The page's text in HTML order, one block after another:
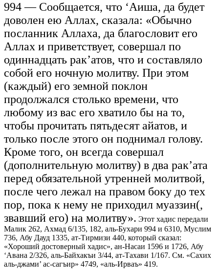
994 — Сообщается, что ‘Аиша, да будет
доволен ею Аллах, сказала: «Обычно
посланник Аллаха, да благословит его
Аллах и приветствует, совершал по
одиннадцать рак’атов, что и составляло
собой его ночную молитву. При этом
(каждый) его земной поклон
продолжался столько времени, что
любому из вас его хватило бы на то,
чтобы прочитать пятьдесят айатов, и
только после этого он поднимал голову.
Кроме того, он всегда совершал
(дополнительную молитву) в два рак’ата
перед обязательной утренней молитвой,
после чего лежал на правом боку до тех
пор, пока к нему не приходил муаззин(,
звавший его) на молитву». Этот хадис передали
Малик 262, Ахмад 6/135, 182, аль-Бухари 994 и 6310, Муслим
736, Абу Дауд 1335, ат-Тирмизи 440, который сказал:
«Хороший достоверный хадис», ан-Насаи 1596 и 1726, Абу
‘Авана 2/326, аль-Байхакъи 3/44, ат-Тахави 1/167. См. «Сахих
аль-джами’ ас-сагъир» 4749, «аль-Ирваъ» 419.